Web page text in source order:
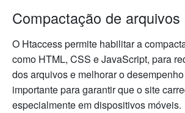
Compactação de arquivos
O Htaccess permite habilitar a
como HTML, CSS e JavaScript, para
dos arquivos e melhorar o
importante para garantir que o site
especialmente em dispositivos móveis.